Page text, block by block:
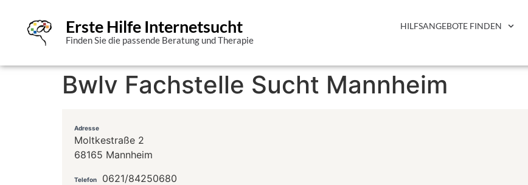
Erste Hilfe Internetsucht
Finden Sie die passende Beratung und Therapie
HILFSANGEBOTE FINDEN
Bwlv Fachstelle Sucht Mannheim
Adresse
Moltkestraße 2
68165 Mannheim
Telefon 0621/84250680